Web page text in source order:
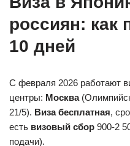
россиян: как
10 дней
С февраля 2026 работают
центры: Москва
21/5). Виза бесплатная,
есть визовый сбор 900-2
подачи).